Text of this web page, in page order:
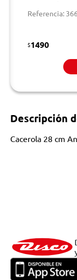
Referencia:
$1490
Descripción
Cacerola 28 cm